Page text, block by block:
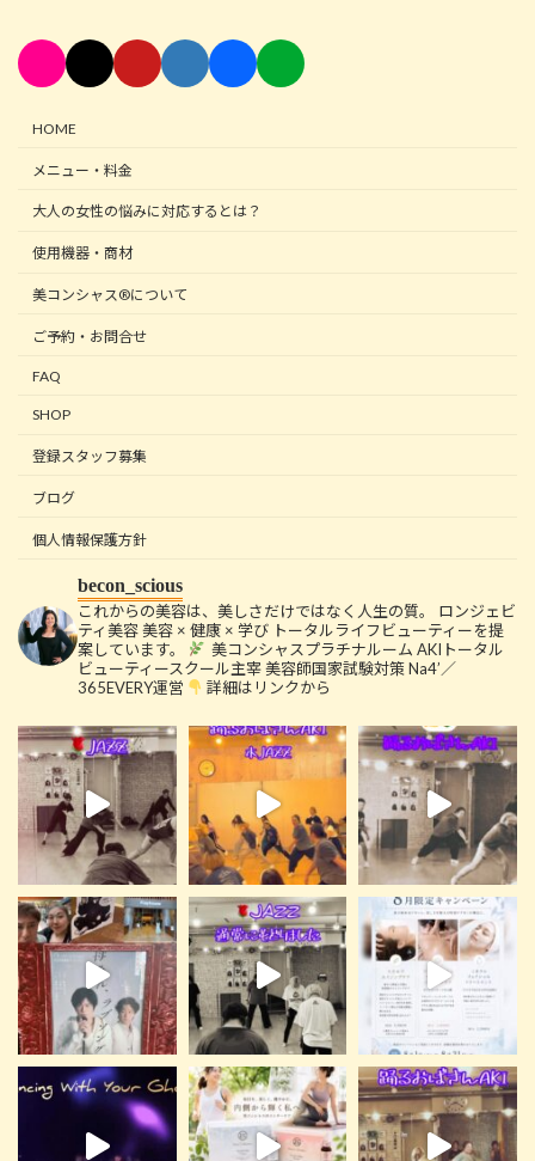
HOME
メニュー・料金
大人の女性の悩みに対応するとは？
使用機器・商材
美コンシャス®について
ご予約・お問合せ
FAQ
SHOP
登録スタッフ募集
ブログ
個人情報保護方針
becon_scious
これからの美容は、美しさだけではなく人生の質。
ロンジェビ
ティ美容美容 × 健康 × 学び トータルライフビューティーを提
案しています。
美コンシャスプラチナルーム AKIトータル
ビューティースクール主宰美容師国家試験対策 Na4’／
365EVERY運営
詳細はリンクから